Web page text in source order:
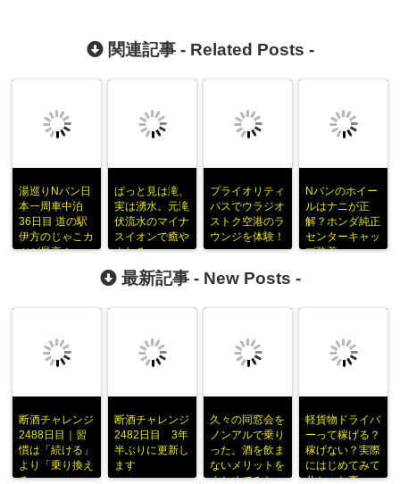
関連記事 - Related Posts -
湯巡りNバン日
本一周車中泊
36日目 道の駅
伊方のじゃこカ
ツが最高！
ぱっと見は滝、
実は湧水。元滝
伏流水のマイナ
スイオンで癒や
される
プライオリティ
パスでウラジオ
ストク空港のラ
ウンジを体験！
Nバンのホイー
ルはナニが正
解？ホンダ純正
センターキャッ
プ装着
最新記事 - New Posts -
断酒チャレンジ
2488日目｜習
慣は「続ける」
より「乗り換え
る」
断酒チャレンジ
2482日目 3年
半ぶりに更新し
ます
久々の同窓会を
ノンアルで乗り
った。酒を飲ま
ないメリットを
まとめてみた
軽貨物ドライバ
ーって稼げる？
稼げない？実際
にはじめてみて
分かった事